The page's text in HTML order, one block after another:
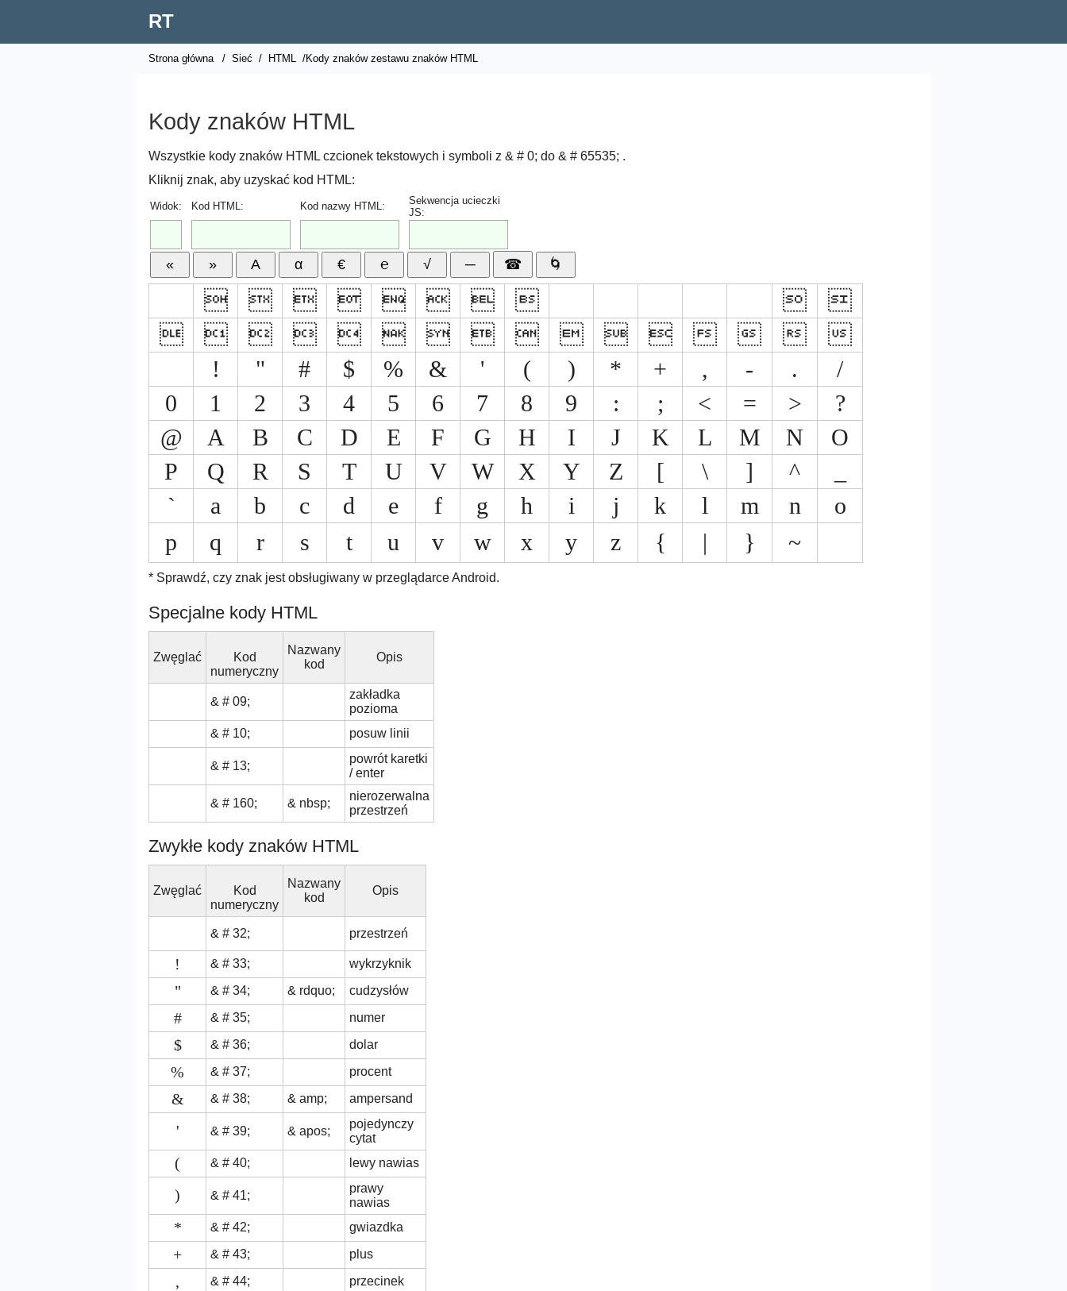
RT
Strona główna / Sieć / HTML /Kody znaków zestawu znaków HTML
Kody znaków HTML
Wszystkie kody znaków HTML czcionek tekstowych i symboli z & # 0; do & # 65535; .
Kliknij znak, aby uzyskać kod HTML:
Widok: Kod HTML: Kod nazwy HTML:
Sekwencja ucieczki
JS:
        


          
!
" # $ % & ' ( ) * + , - .
/
0
1 2 3 4 5 6 7 8 9 : ; < = >
?
@
A B C D E F G H I J K L M N
O
P
Q R S T U V W X Y Z [ \ ] ^
`
a b c d e f g h i j k l m n
o
p
q r s t u v w x y z { | } ~
* Sprawdź, czy znak jest obsługiwany w przeglądarce Android.
Specjalne kody HTML
Zwęglać
Kod
numeryczny
Nazwany
kod
Opis
& # 09;
zakładka
pozioma
& # 10;
posuw linii
& # 13;
powrót karetki
/ enter
& # 160; & nbsp;
nierozerwalna
przestrzeń
Zwykłe kody znaków HTML
Zwęglać
Kod
numeryczny
Nazwany
kod
Opis
& # 32; przestrzeń
! & # 33; wykrzyknik
" & # 34; & rdquo; cudzysłów
# & # 35; numer
$ & # 36; dolar
% & # 37; procent
& & # 38; & amp; ampersand
' & # 39; & apos;
pojedynczy
cytat
( & # 40; lewy nawias
) & # 41;
prawy
nawias
* & # 42; gwiazdka
+ & # 43; plus
, & # 44; przecinek